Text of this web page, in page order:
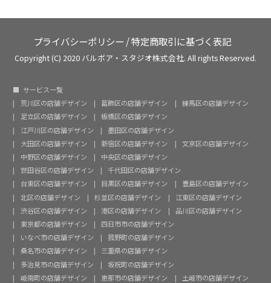
プライバシーポリシー /特定商取引に基づく表記
Copyright (C) 2020 バルボア・スタジオ株式会社. All rights Reserved.
サービス一覧
荒川区の店舗デザイン
葛飾区の店舗デザイン
練馬区の店舗デザイン
足立区の店舗デザイン
板橋区の店舗デザイン
江戸川区の店舗デザイン
墨田区の店舗デザイン
大田区の店舗デザイン
新宿区の店舗デザイン
文京区の店舗デザイン
中野区の店舗デザイン
中央区の店舗デザイン
世田谷区の店舗デザイン
千代田区の店舗デザイン
台東区の店舗デザイン
目黒区の店舗デザイン
豊島区の店舗デザイン
北区の店舗デザイン
杉並区の店舗デザイン
江東区の店舗デザイン
渋谷区の店舗デザイン
港区の店舗デザイン
品川区の店舗デザイン
東京都の店舗デザイン
四日市市の店舗デザイン
いなべ市の店舗デザイン
菰野町の店舗デザイン
桑名市の店舗デザイン
三重県の店舗デザイン
多治見市の店舗デザイン
坂祝町の店舗デザイン
岐南町の店舗デザイン
恵那市の店舗デザイン
土岐市の店舗デザイン